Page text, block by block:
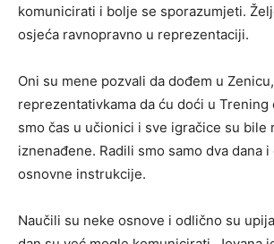
komunicirati i bolje se sporazumjeti.
osjeća ravnopravno u reprezentaciji.
Oni su mene pozvali da dođem u
reprezentativkama da ću doći u Trening
smo čas u učionici i sve igračice su bile
iznenađene. Radili smo samo dva dana i
osnovne instrukcije.
Naučili su neke osnove i odlično su